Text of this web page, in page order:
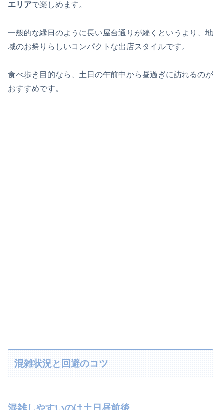
エリアで楽しめます。
一般的な縁日のように長い屋台通りが続くというより、地
域のお祭りらしいコンパクトな出店スタイルです。
食べ歩き目的なら、土日の午前中から昼過ぎに訪れるのが
おすすめです。
混雑状況と回避のコツ
混雑しやすいのは土日昼前後